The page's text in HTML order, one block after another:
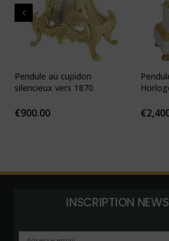
Pendule au cupidon
silencieux vers 1870
€900.00 €
INSCRIPTION